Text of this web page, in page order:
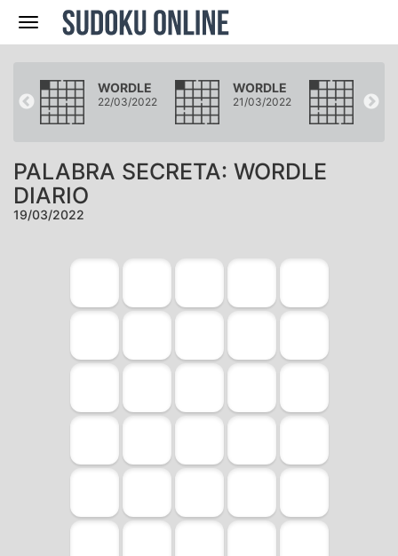
Navegación
WORDLE
22/03/2022
WORDLE
21/03/2022 20/
PALABRA SECRETA: WORDLE
DIARIO
19/03/2022